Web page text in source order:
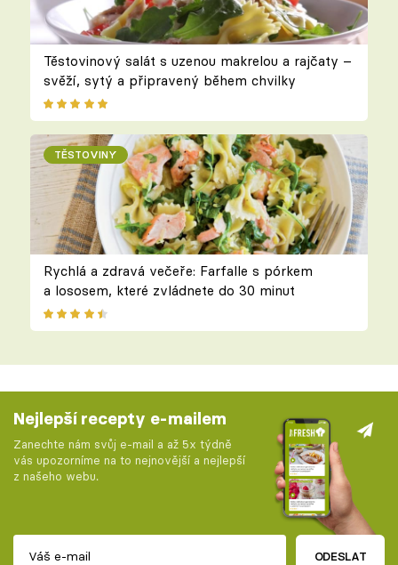
Těstovinový salát s uzenou makrelou a rajčaty –
svěží, sytý a připravený během chvilky
TĚSTOVINY
Rychlá a zdravá večeře: Farfalle s pórkem
a lososem, které zvládnete do 30 minut
Nejlepší recepty e-mailem
Zanechte nám svůj e-mail a až 5x týdně
vás upozorníme na to nejnovější a nejlepší
z našeho webu.
ODESLAT